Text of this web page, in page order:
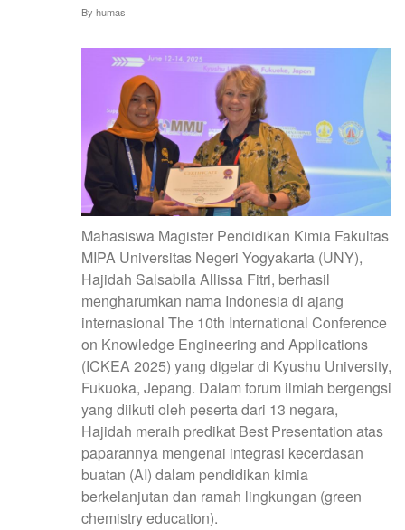
By humas
Mahasiswa Magister Pendidikan Kimia Fakultas
MIPA Universitas Negeri Yogyakarta (UNY),
Hajidah Salsabila Allissa Fitri, berhasil
mengharumkan nama Indonesia di ajang
internasional The 10th International Conference
on Knowledge Engineering and Applications
(ICKEA 2025) yang digelar di Kyushu University,
Fukuoka, Jepang. Dalam forum ilmiah bergengsi
yang diikuti oleh peserta dari 13 negara,
Hajidah meraih predikat Best Presentation atas
paparannya mengenai integrasi kecerdasan
buatan (AI) dalam pendidikan kimia
berkelanjutan dan ramah lingkungan (green
chemistry education).